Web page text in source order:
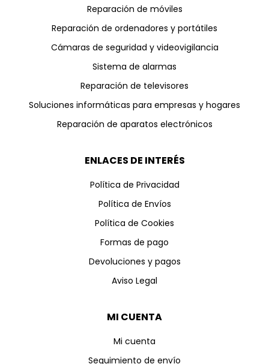
Reparación de móviles
Reparación de ordenadores y portátiles
Cámaras de seguridad y videovigilancia
Sistema de alarmas
Reparación de televisores
Soluciones informáticas para empresas y hogares
Reparación de aparatos electrónicos
ENLACES DE INTERÉS
Política de Privacidad
Política de Envíos
Política de Cookies
Formas de pago
Devoluciones y pagos
Aviso Legal
MI CUENTA
Mi cuenta
Seguimiento de envío